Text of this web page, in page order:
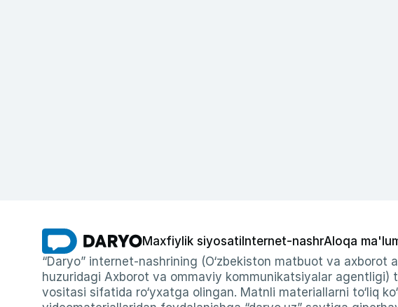
Maxfiylik siyosati Internet-nashrAloqa
“Daryo” internet-nashrining (O‘zbekiston matbuot va axborot
huzuridagi Axborot va ommaviy kommunikatsiyalar
vositasi sifatida ro‘yxatga olingan. Matnli materiallarni to‘liq